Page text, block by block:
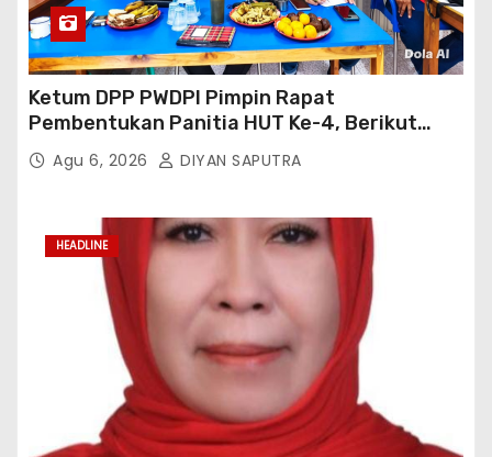
Ketum DPP PWDPI Pimpin Rapat
Pembentukan Panitia HUT Ke-4, Berikut
Susunan Dan Rangkaian Kegiatannya
Agu 6, 2026 DIYAN SAPUTRA
HEADLINE